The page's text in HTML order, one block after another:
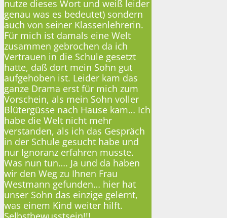
nutze dieses Wort und weiß leider
genau was es bedeutet) sondern
auch von seiner Klassenlehrerin.
Für mich ist damals eine Welt
zusammen gebrochen da ich
Vertrauen in die Schule gesetzt
hatte, daß dort mein Sohn gut
aufgehoben ist. Leider kam das
ganze Drama erst für mich zum
Vorschein, als mein Sohn voller
Blütergüsse nach Hause kam… Ich
habe die Welt nicht mehr
verstanden, als ich das Gespräch
in der Schule gesucht habe und
nur Ignoranz erfahren musste.
Was nun tun…. Ja und da haben
wir den Weg zu Ihnen Frau
Westmann gefunden… hier hat
unser Sohn das einzige gelernt,
was einem Kind weiter hilft.